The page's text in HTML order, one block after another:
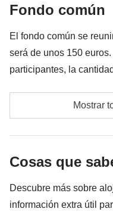
Todo lo que no se
Fondo común
El fondo común se
será de unos 150
participantes, la
caso, se devolverá la
hayan acordado
corresponda al
Mostrar
Cosas que
Descubre más sobre
información extra útil